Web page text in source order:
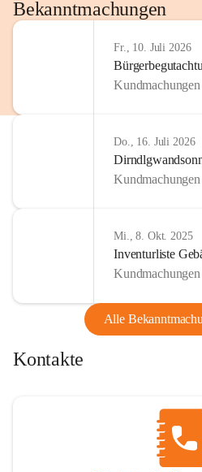
http://www.omv.com
Bekanntmachungen
Fr., 10. Juli 2026
Kundmachungen
Do., 16. Juli 2026
Kundmachungen
Mi., 8. Okt. 2025
Inventurliste
Kundmachungen
Alle
Kontakte